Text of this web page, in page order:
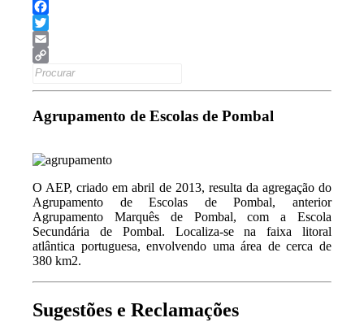
Facebook
Twitter
Email
Copy
Link
Search
Agrupamento de Escolas de Pombal
O AEP, criado em abril de 2013, resulta da agregação do
Agrupamento de Escolas de Pombal, anterior
Agrupamento Marquês de Pombal, com a Escola
Secundária de Pombal. Localiza-se na faixa litoral
atlântica portuguesa, envolvendo uma área de cerca de
380 km2.
Sugestões e Reclamações